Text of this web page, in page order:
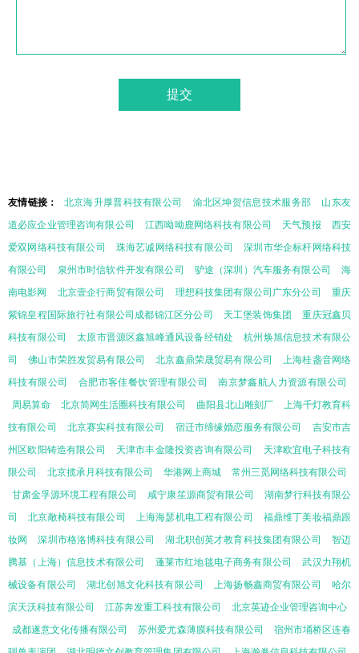
友情链接： 北京海升厚普科技有限公司 渝北区坤贺信息技术服务部
山东友
道必应企业管理咨询有限公司
江西呦呦鹿网络科技有限公司 天气预报
西安
爱双网络科技有限公司
珠海艺诚网络科技有限公司
深圳市华企标杆网络科技
有限公司
泉州市时信软件开发有限公司 驴途（深圳）汽车服务有限公司
海
南电影网
北京壹企行商贸有限公司 理想科技集团有限公司广东分公司
重庆
紫锦皇程国际旅行社有限公司成都锦江区分公司
天工堡装饰集团
重庆冠鑫贝
科技有限公司
太原市晋源区鑫旭峰通风设备经销处
杭州焕旭信息技术有限公
司
佛山市荣胜发贸易有限公司 北京鑫鼎荣晟贸易有限公司
上海桂盏音网络
科技有限公司
合肥市客佳餐饮管理有限公司
南京梦鑫航人力资源有限公司
周易算命
北京简网生活圈科技有限公司 曲阳县北山雕刻厂
上海千灯教育科
技有限公司
北京赛实科技有限公司 宿迁市缔缘婚恋服务有限公司
吉安市吉
州区欧阳铸造有限公司
天津市丰金隆投资咨询有限公司
天津欧宜电子科技有
限公司
北京揽承月科技有限公司 华港网上商城
常州三觅网络科技有限公司
甘肃金孚源环境工程有限公司
咸宁康笙源商贸有限公司
湖南梦行科技有限公
司
北京敞椅科技有限公司 上海海瑟机电工程有限公司
福鼎维丁美妆福鼎跟
妆网
深圳市格洛博科技有限公司 湖北职创英才教育科技集团有限公司
智迈
腾基（上海）信息技术有限公司
蓬莱市红地毯电子商务有限公司
武汉力翔机
械设备有限公司
湖北创旭文化科技有限公司 上海扬畅鑫商贸有限公司
哈尔
滨天沃科技有限公司
江苏奔发重工科技有限公司
北京英迹企业管理咨询中心
成都遂意文化传播有限公司
苏州爱尤森薄膜科技有限公司
宿州市埇桥区连春